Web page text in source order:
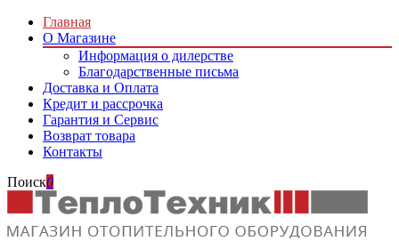
Главная
О Магазине
Информация о дилерстве
Благодарственные письма
Доставка и Оплата
Кредит и рассрочка
Гарантия и Сервис
Возврат товара
Контакты
Поиск0